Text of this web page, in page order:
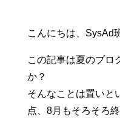
こんにちは、SysAd
この記事は夏のブロ
か？
そんなことは置いと
点、8月もそろそろ